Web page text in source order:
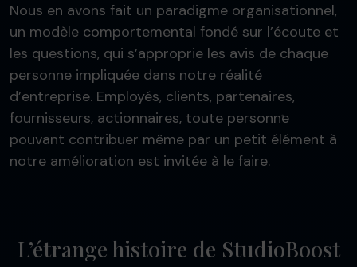
Nous en avons fait un paradigme organisationnel,
un modèle comportemental fondé sur l’écoute et
les questions, qui s’approprie les avis de chaque
personne impliquée dans notre réalité
d’entreprise. Employés, clients, partenaires,
fournisseurs, actionnaires, toute personne
pouvant contribuer même par un petit élément à
notre amélioration est invitée à le faire.
L’étrange histoire de StudioBoost